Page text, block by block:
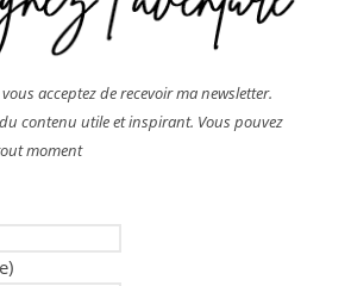
acceptez de recevoir ma newsletter.
contenu utile et inspirant. Vous pouvez
moment